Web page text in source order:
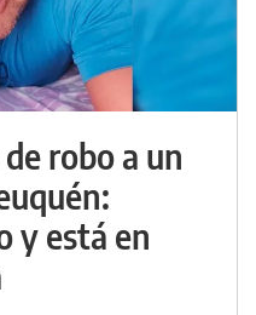
robo a un
y está en